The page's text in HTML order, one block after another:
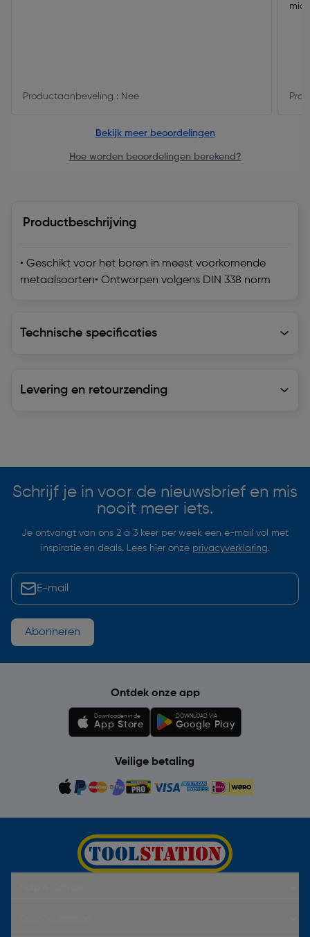
Productaanbeveling : Nee
Bekijk meer beoordelingen
Hoe worden beoordelingen berekend?
Productbeschrijving
• Geschikt voor het boren in meest voorkomende
metaalsoorten• Ontworpen volgens DIN 338 norm
Technische specificaties
Levering en retourzending
Schrijf je in voor de nieuwsbrief en mis
nooit meer iets.
Je ontvangt van ons 2 à 3 keer per week een e-mail vol met
inspiratie en deals. Lees hier onze privacyverklaring.
Abonneren
Ontdek onze app
Downloaden in de
App Store
DOWNLOAD VIA
Google Play
Veilige betaling